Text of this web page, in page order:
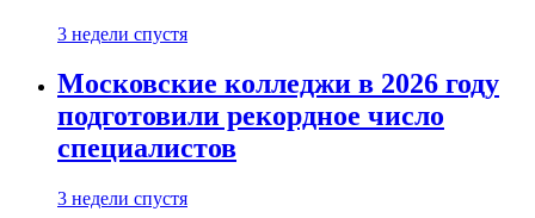
3 недели спустя
Московские колледжи в 2026 году
подготовили рекордное число
специалистов
3 недели спустя